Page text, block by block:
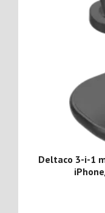
Deltaco 3-i-1